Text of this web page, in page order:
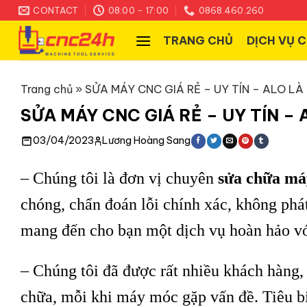
Skip
to
content
CONTACT 08:00 - 17:00 0868.460.260
TRANG CHỦ DỊCH VỤ
Trang chủ » SỬA MÁY CNC GIÁ RẺ – UY TÍN – ALO LÀ
SỬA MÁY CNC GIÁ RẺ – UY TÍN –
03/04/2023 Lương Hoàng Sang
– Chúng tôi là đơn vị chuyên sửa chữa
chóng, chẩn đoán lỗi chính xác, không
mang đến cho bạn một dịch vụ hoàn hảo
– Chúng tôi đã được rất nhiều khách
chữa, mỗi khi máy móc gặp vấn đề. Tiêu